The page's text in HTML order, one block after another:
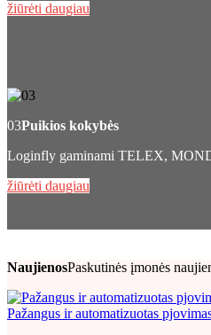
žiūrėti daugiau
03Puikios kokybės
Loginfly gaminami TELEX,
žiūrėti daugiau
NaujienosPaskutinės įmonės
Pažangus ir automatizuotas